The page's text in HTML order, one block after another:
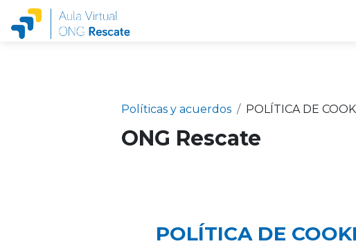
Salta al contenido principal
Políticas y acuerdos POLÍTICA DE
ONG Rescate
POLÍTICA DE